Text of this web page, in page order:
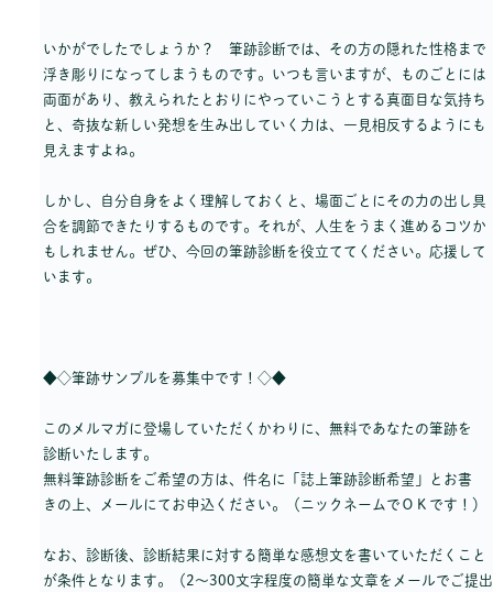
いかがでしたでしょうか？ 筆跡診断では、その方の隠れた性格まで
浮き彫りになってしまうものです。いつも言いますが、ものごとには
両面があり、教えられたとおりにやっていこうとする真面目な気持ち
と、奇抜な新しい発想を生み出していく力は、一見相反するようにも
見えますよね。
しかし、自分自身をよく理解しておくと、場面ごとにその力の出し具
合を調節できたりするものです。それが、人生をうまく進めるコツか
もしれません。ぜひ、今回の筆跡診断を役立ててください。応援して
います。
◆◇筆跡サンプルを募集中です！◇◆
このメルマガに登場していただくかわりに、無料であなたの筆跡を
診断いたします。
無料筆跡診断をご希望の方は、件名に「誌上筆跡診断希望」とお書
きの上、メールにてお申込ください。（ニックネームでＯＫです！）
なお、診断後、診断結果に対する簡単な感想文を書いていただくこと
が条件となります。（2～300文字程度の簡単な文章をメールでご提出